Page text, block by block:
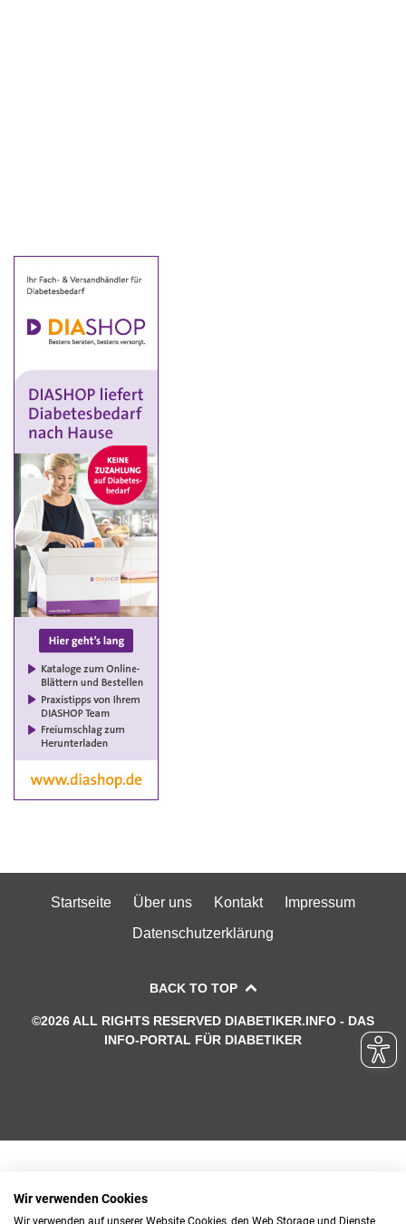
Startseite Über uns Kontakt
Impressum
Datenschutzerklärung
BACK TO TOP
©2026 ALL RIGHTS RESERVED DIABETIKER.INFO - DAS
INFO-PORTAL FÜR DIABETIKER
Wir verwenden Cookies
Wir verwenden auf unserer Website Cookies, den Web Storage und Dienste